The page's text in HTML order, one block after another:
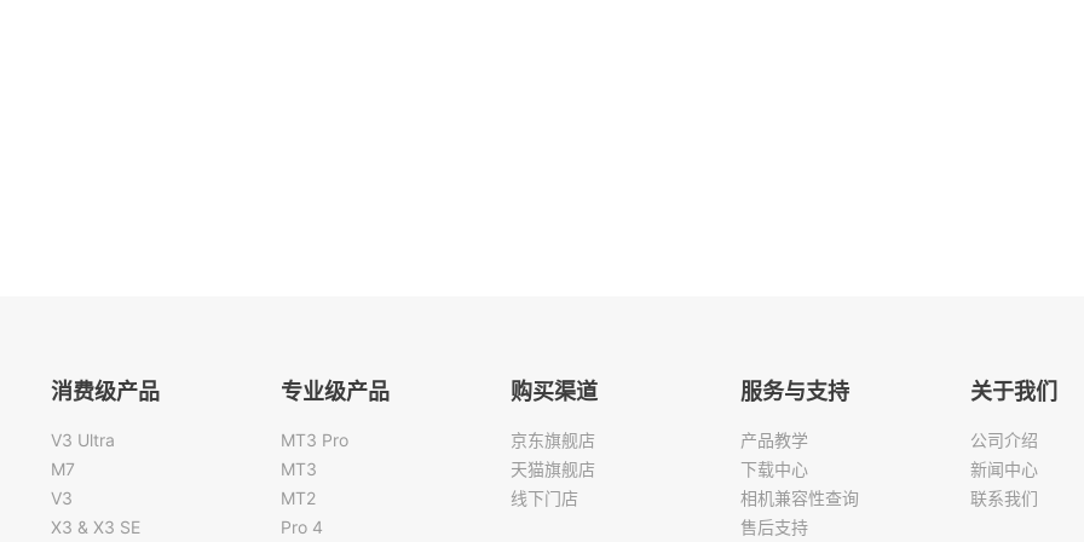
消费级产品
V3 Ultra
M7
V3
X3 & X3 SE
专业级产品
MT3 Pro
MT3
MT2
Pro 4
购买渠道
京东旗舰店
天猫旗舰店
线下门店
服务与支持
产品教学
下载中心
相机兼容性查询
售后支持
关于我们
公司介绍
新闻中心
联系我们